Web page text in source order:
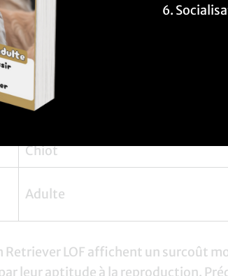
Chiot
Chiot enregistré au Club Canin
Canadien
Chiot
Adulte
LOF affichent un surcoût
leur aptitude à la reproduction.